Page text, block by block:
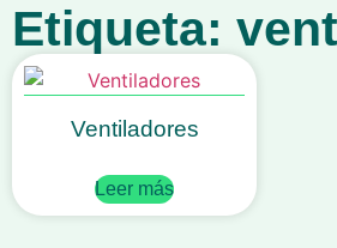
Etiqueta:
Ventiladores
Leer más